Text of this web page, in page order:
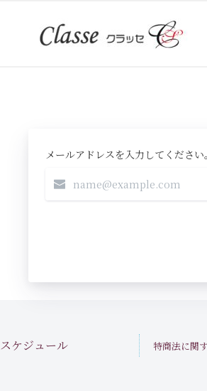
メールアドレスを入力してください。
スケジュール 特商法に関